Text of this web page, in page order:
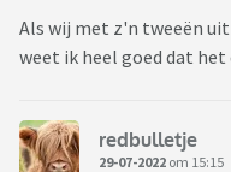
Als wij met z'n tweeën
weet ik heel goed dat het
redbulletje
29-07-2022 om 15:15